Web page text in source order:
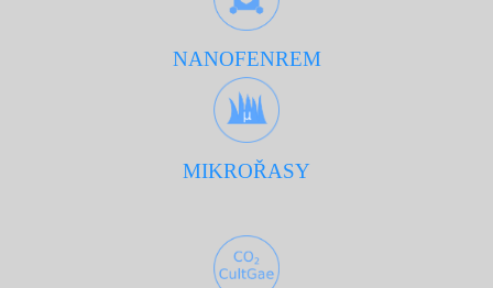
NANOFENREM
MIKROŘASY